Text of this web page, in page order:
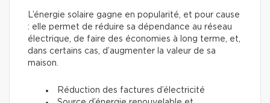
L’énergie solaire gagne en popularité, et pour cause
: elle permet de réduire sa dépendance au réseau
électrique, de faire des économies à long terme, et,
dans certains cas, d’augmenter la valeur de sa
maison.
Réduction des factures d’électricité